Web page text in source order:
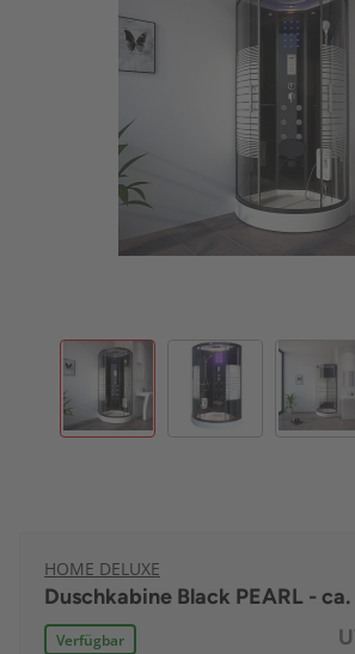
HOME DELUXE
Duschkabine Black PEARL -
Verfügbar